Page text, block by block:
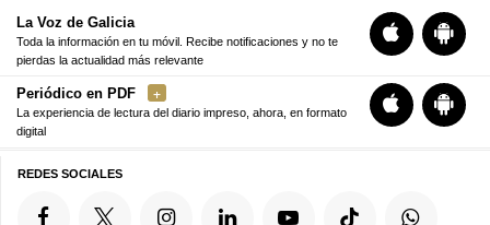
La Voz de Galicia
Toda la información en tu móvil. Recibe notificaciones y no te
pierdas la actualidad más relevante
Periódico en PDF
La experiencia de lectura del diario impreso, ahora, en formato
digital
REDES SOCIALES